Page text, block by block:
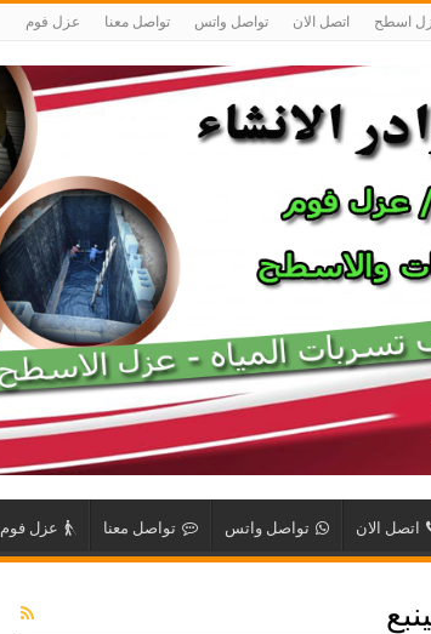
اسطح اتصل الان تواصل واتس تواصل معنا عزل فوم
اتصل الان تواصل واتس تواصل معنا عزل فوم